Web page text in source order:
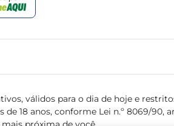
válidos para o dia de hoje e
18 anos, conforme Lei n.º 8069/90,